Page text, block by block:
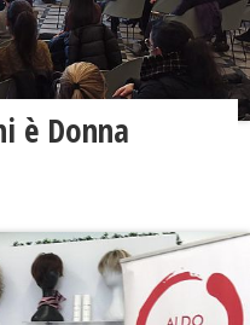
è Donna